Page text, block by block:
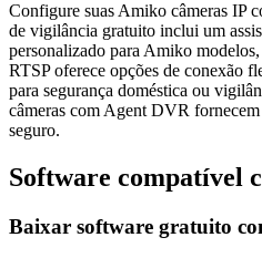
Configure suas Amiko câmeras IP
de vigilância gratuito inclui um
personalizado para Amiko
RTSP oferece opções de conexão
para segurança doméstica ou
câmeras com Agent DVR
seguro.
Software compatível
Baixar software gratuito